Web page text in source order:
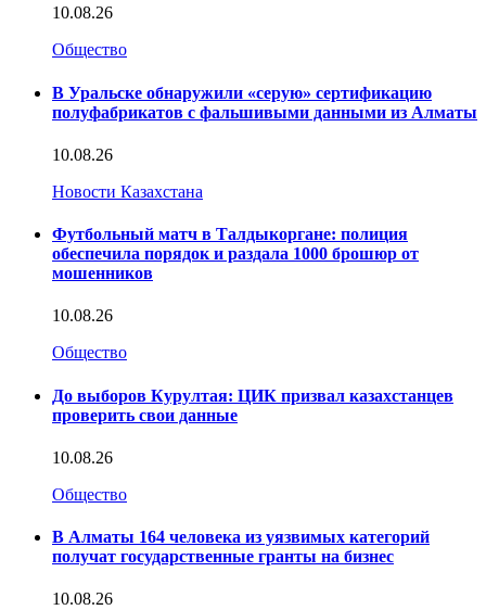
10.08.26
Общество
В Уральске обнаружили «серую» сертификацию
полуфабрикатов с фальшивыми данными из Алматы
10.08.26
Новости Казахстана
Футбольный матч в Талдыкоргане: полиция
обеспечила порядок и раздала 1000 брошюр от
мошенников
10.08.26
Общество
До выборов Курултая: ЦИК призвал казахстанцев
проверить свои данные
10.08.26
Общество
В Алматы 164 человека из уязвимых категорий
получат государственные гранты на бизнес
10.08.26